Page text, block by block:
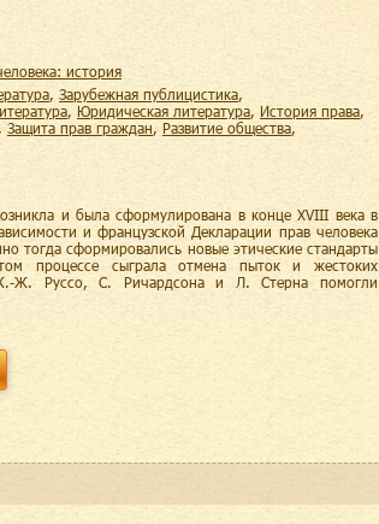
история
, зарубежная публицистика,
, юридическая литература, история права,
, защита прав граждан, развитие общества,
и была сформулирована в конце XVIII века в
и французской Декларации прав человека
тогда сформировались новые этические стандарты
процессе сыграла отмена пыток и жестоких
Ж. Руссо, С. Ричардсона и Л. Стерна помогли